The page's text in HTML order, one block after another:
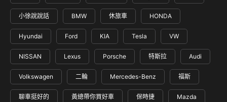
小徐說說話 BMW 休旅車 HONDA
Hyundai Ford KIA Tesla VW
NISSAN Lexus Porsche 特斯拉 Audi
Volkswagen 二輪 Mercedes-Benz 福斯
聊車挺好的 黃總帶你買好車 保時捷 Mazda